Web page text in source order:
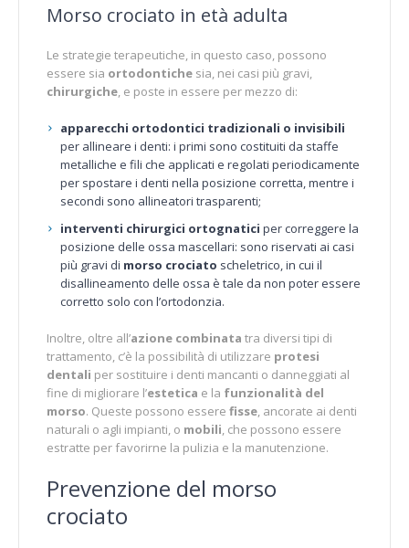
Morso crociato in età adulta
Le strategie terapeutiche, in questo caso, possono
essere sia ortodontiche sia, nei casi più gravi,
chirurgiche, e poste in essere per mezzo di:
apparecchi ortodontici tradizionali o invisibili
per allineare i denti: i primi sono costituiti da staffe
metalliche e fili che applicati e regolati periodicamente
per spostare i denti nella posizione corretta, mentre i
secondi sono allineatori trasparenti;
interventi chirurgici ortognatici per correggere la
posizione delle ossa mascellari: sono riservati ai casi
più gravi di morso crociato scheletrico, in cui il
disallineamento delle ossa è tale da non poter essere
corretto solo con l’ortodonzia.
Inoltre, oltre all’azione combinata tra diversi tipi di
trattamento, c’è la possibilità di utilizzare protesi
dentali per sostituire i denti mancanti o danneggiati al
fine di migliorare l’estetica e la funzionalità del
morso. Queste possono essere fisse, ancorate ai denti
naturali o agli impianti, o mobili, che possono essere
estratte per favorirne la pulizia e la manutenzione.
Prevenzione del morso
crociato